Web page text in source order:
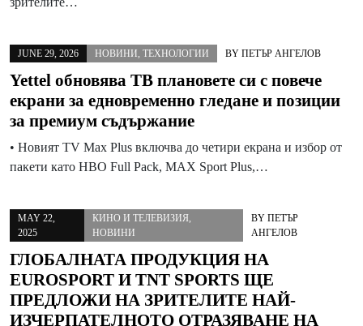
JUNE 29, 2026 НОВИНИ, ТЕХНОЛОГИИ BY ПЕТЪР АНГЕЛОВ
Yettel обновява ТВ плановете си с повече
екрани за едновременно гледане и позиции
за премиум съдържание
• Новият TV Max Plus включва до четири екрана и избор от
пакети като HBO Full Pack, MAX Sport Plus,…
MAY 22,
2025
КИНО И ТЕЛЕВИЗИЯ,
НОВИНИ
BY ПЕТЪР
АНГЕЛОВ
ГЛОБАЛНАТА ПРОДУКЦИЯ НА
EUROSPORT И TNT SPORTS ЩЕ
ПРЕДЛОЖИ НА ЗРИТЕЛИТЕ НАЙ-
ИЗЧЕРПАТЕЛНОТО ОТРАЗЯВАНЕ НА